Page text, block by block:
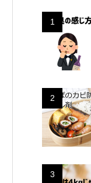
1
2
3